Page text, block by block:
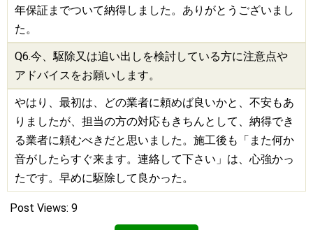
年保証までついて納得しました。ありがとうございまし
た。
Q6.今、駆除又は追い出しを検討している方に注意点や
アドバイスをお願いします。
やはり、最初は、どの業者に頼めば良いかと、不安もあ
りましたが、担当の方の対応もきちんとして、納得でき
る業者に頼むべきだと思いました。施工後も「また何か
音がしたらすぐ来ます。連絡して下さい」は、心強かっ
たです。早めに駆除して良かった。
Post Views: 9